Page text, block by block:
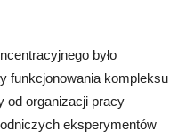
było
funkcjonowania kompleksu
od organizacji pracy
eksperymentów